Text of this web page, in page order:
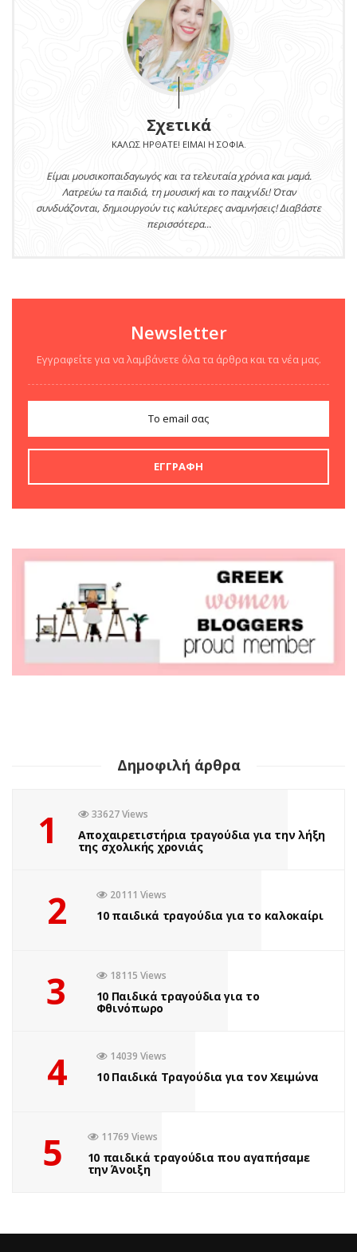
Σχετικά
ΚΑΛΏΣ ΉΡΘΑΤΕ! ΕΊΜΑΙ Η ΣΟΦΊΑ.
Είμαι μουσικοπαιδαγωγός και τα τελευταία χρόνια και μαμά.
Λατρεύω τα παιδιά, τη μουσική και το παιχνίδι! Όταν
συνδυάζονται, δημιουργούν τις καλύτερες αναμνήσεις! Διαβάστε
περισσότερα...
Newsletter
Εγγραφείτε για να λαμβάνετε όλα τα άρθρα και τα νέα μας.
Δημοφιλή άρθρα
1 33627 Views
Αποχαιρετιστήρια τραγούδια για την λήξη
της σχολικής χρονιάς
2 20111 Views
10 παιδικά τραγούδια για το καλοκαίρι
3 18115 Views
10 Παιδικά τραγούδια για το
Φθινόπωρο
4 14039 Views
10 Παιδικά Τραγούδια για τον Χειμώνα
5 11769 Views
10 παιδικά τραγούδια που αγαπήσαμε
την Άνοιξη